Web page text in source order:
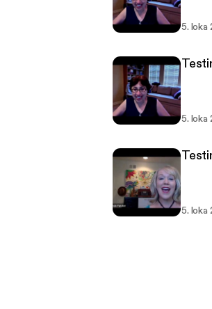
5. loka
5. loka
5. loka